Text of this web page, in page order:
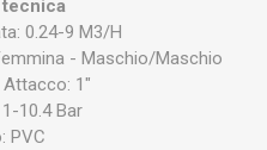
0.24-9 M3/H
- Maschio/Maschio
1"
10.4 Bar
PVC